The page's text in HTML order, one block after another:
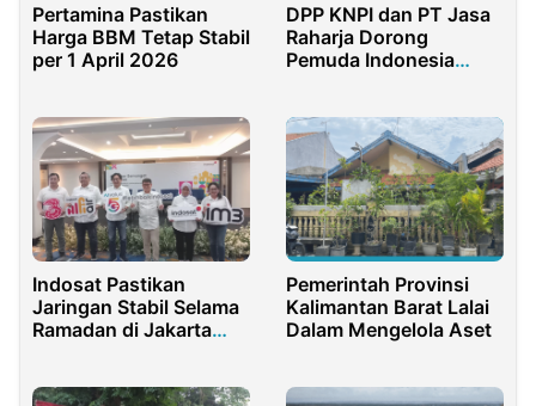
Pertamina Pastikan
Harga BBM Tetap Stabil
per 1 April 2026
DPP KNPI dan PT Jasa
Raharja Dorong
Pemuda Indonesia
Indosat Pastikan
Jaringan Stabil Selama
Ramadan di Jakarta
Pemerintah Provinsi
Kalimantan Barat Lalai
Dalam Mengelola Aset